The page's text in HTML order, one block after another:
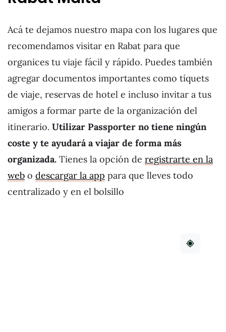
Acá te dejamos nuestro mapa con los lugares que
recomendamos visitar en Rabat para que
organices tu viaje fácil y rápido. Puedes también
agregar documentos importantes como tíquets
de viaje, reservas de hotel e incluso invitar a tus
amigos a formar parte de la organización del
itinerario. Utilizar Passporter no tiene ningún
coste y te ayudará a viajar de forma más
organizada. Tienes la opción de registrarte en la
web o descargar la app para que lleves todo
centralizado y en el bolsillo